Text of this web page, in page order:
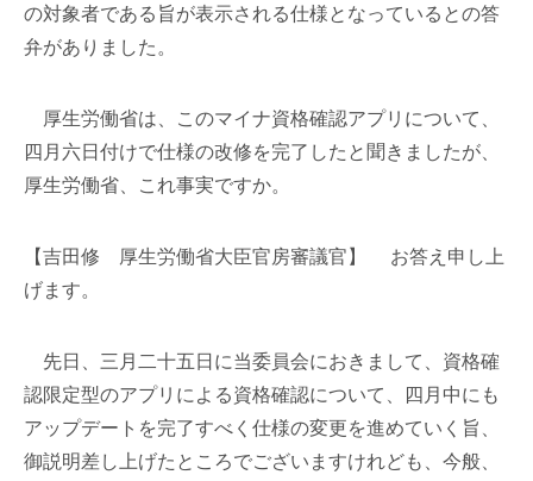
の対象者である旨が表示される仕様となっているとの答
弁がありました。
厚生労働省は、このマイナ資格確認アプリについて、
四月六日付けで仕様の改修を完了したと聞きましたが、
厚生労働省、これ事実ですか。
【吉田修 厚生労働省大臣官房審議官】 お答え申し上
げます。
先日、三月二十五日に当委員会におきまして、資格確
認限定型のアプリによる資格確認について、四月中にも
アップデートを完了すべく仕様の変更を進めていく旨、
御説明差し上げたところでございますけれども、今般、